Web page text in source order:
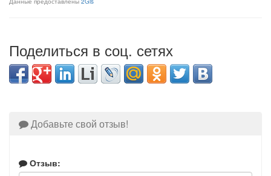
Поделиться в соц. сетях
Добавьте свой отзыв!
Отзыв: